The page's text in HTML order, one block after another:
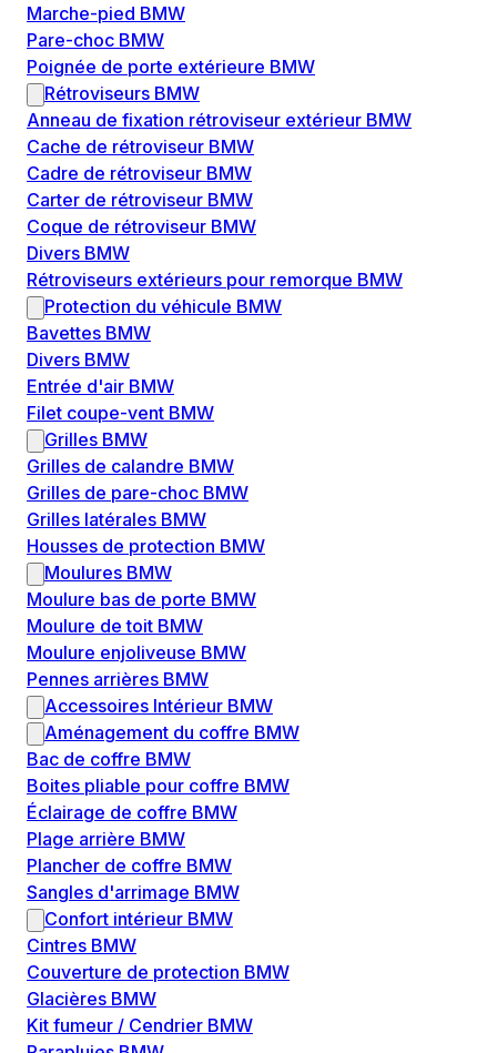
Marche-pied BMW
Pare-choc BMW
Poignée de porte extérieure BMW
Rétroviseurs BMW
Anneau de fixation rétroviseur extérieur BMW
Cache de rétroviseur BMW
Cadre de rétroviseur BMW
Carter de rétroviseur BMW
Coque de rétroviseur BMW
Divers BMW
Rétroviseurs extérieurs pour remorque BMW
Protection du véhicule BMW
Bavettes BMW
Divers BMW
Entrée d'air BMW
Filet coupe-vent BMW
Grilles BMW
Grilles de calandre BMW
Grilles de pare-choc BMW
Grilles latérales BMW
Housses de protection BMW
Moulures BMW
Moulure bas de porte BMW
Moulure de toit BMW
Moulure enjoliveuse BMW
Pennes arrières BMW
Accessoires Intérieur BMW
Aménagement du coffre BMW
Bac de coffre BMW
Boites pliable pour coffre BMW
Éclairage de coffre BMW
Plage arrière BMW
Plancher de coffre BMW
Sangles d'arrimage BMW
Confort intérieur BMW
Cintres BMW
Couverture de protection BMW
Glacières BMW
Kit fumeur / Cendrier BMW